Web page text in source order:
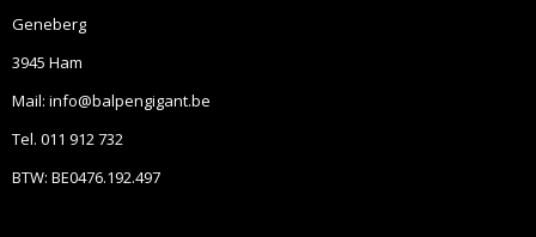
Geneberg
3945 Ham
Mail: info@balpengigant.be
Tel. 011 912 732
BTW: BE0476.192.497